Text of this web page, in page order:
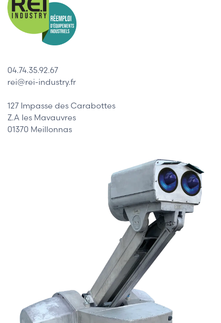
04.74.35.92.67
rei@rei-industry.fr
127 Impasse des Carabottes
Z.A les Mavauvres
01370 Meillonnas